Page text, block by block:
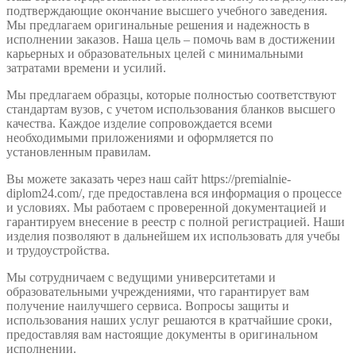
подтверждающие окончание высшего учебного заведения.
Мы предлагаем оригинальные решения и надежность в
исполнении заказов. Наша цель – помочь вам в достижении
карьерных и образовательных целей с минимальными
затратами времени и усилий.
Мы предлагаем образцы, которые полностью соответствуют
стандартам вузов, с учетом использования бланков высшего
качества. Каждое изделие сопровождается всеми
необходимыми приложениями и оформляется по
установленным правилам.
Вы можете заказать через наш сайт https://premialnie-
diplom24.com/, где предоставлена вся информация о процессе
и условиях. Мы работаем с проверенной документацией и
гарантируем внесение в реестр с полной регистрацией. Наши
изделия позволяют в дальнейшем их использовать для учебы
и трудоустройства.
Мы сотрудничаем с ведущими университетами и
образовательными учреждениями, что гарантирует вам
получение наилучшего сервиса. Вопросы защиты и
использования наших услуг решаются в кратчайшие сроки,
предоставляя вам настоящие документы в оригинальном
исполнении.